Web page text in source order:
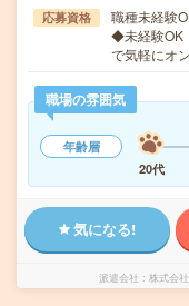
応募資格
職種未経験
◆未経験OK
で気軽にオ
職場の雰囲気
年齢層
20代
気になる!
派遣会社 株式会